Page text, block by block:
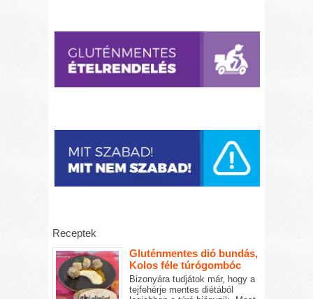
Receptek
Gluténmentes dió bundás,
Kolos féle túrógombóc
Bizonyára tudjátok már, hogy a
tejfehérje mentes diétából